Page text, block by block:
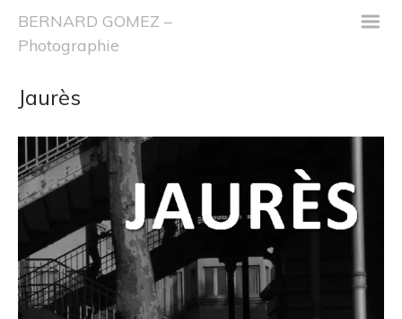
BERNARD GOMEZ –
Photographie
m
Jaurès